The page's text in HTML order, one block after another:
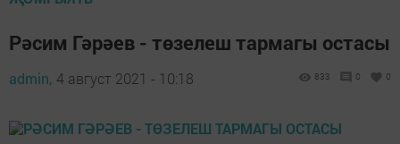
Рәсим Гәрәев - төзелеш тармагы остасы
admin, 4 август 2021 - 10:18 833 0 0